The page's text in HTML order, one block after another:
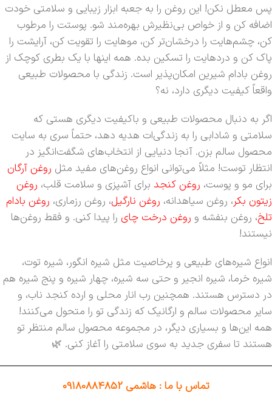
پس معطل نکن! این روغن را به جعبه ابزار زیبایی و سلامتی خودت
اضافه کن و از خواص بی‌نظیرش بهره‌مند شو. پوستت را مرطوب
کن، چشم‌هایت را درخشان‌تر کن، موهایت را تقویت کن، آرایشت را
پاک کن و دردهایت را تسکین بده. همه اینها با یک بطری کوچک از
روغن بادام شیرین امکان‌پذیر است. زندگی با محصولات طبیعی
واقعاً کیفیت دیگری دارد، نه؟
اگر به دنبال محصولات طبیعی و باکیفیت دیگری هستی که
سلامتی و شادابی را به زندگی‌ات هدیه دهد، حتماً سری به سایت
محصول سالم بزن. آنجا دنیایی از انتخاب‌های شگفت‌انگیز در
انتظار توست! مثلاً می‌توانی انواع روغن‌های مفید مثل روغن آرگان
برای مو و پوست، روغن کنجد برای آشپزی و سلامت قلب، روغن
زیتون بکر، روغن سیاهدانه، روغن نارگیل، روغن رزماری، روغن بادام
تلخ، روغن بنفشه و روغن درخت چای را پیدا کنی. و فقط روغن‌ها
نیستند!
انواع شیره‌های طبیعی و پرخاصیت مثل شیره انگور، شیره توت،
شیره خرما، شیره انجیر و حتی سه شیره، چهار شیره و پنج شیره هم
در دسترس هستند. همچنین رب انار محلی و ارده کنجد ناب، و
سایر محصولات سالم و ارگانیک که زندگی تو را متحول می‌کنند!
همه این‌ها و بسیاری دیگر، در مجموعه محصول سالم منتظر تو
هستند تا سفری جدید به سوی سلامتی را آغاز کنی. 🌿
تماس با ما : هاشمی 09180884852